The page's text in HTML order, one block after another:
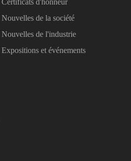
Certificats d'honneur
Nouvelles de la société
Nouvelles de l'industrie
Expositions et événements